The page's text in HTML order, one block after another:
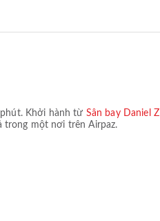
. Khởi hành từ Sân bay Daniel Z
trong một nơi trên Airpaz.